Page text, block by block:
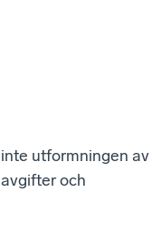
utformningen av
och